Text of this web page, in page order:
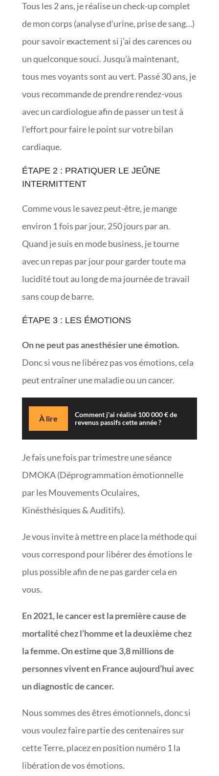
Tous les 2 ans, je réalise un check-up complet
de mon corps (analyse d’urine, prise de sang…)
pour savoir exactement si j’ai des carences ou
un quelconque souci. Jusqu’à maintenant,
tous mes voyants sont au vert. Passé 30 ans, je
vous recommande de prendre rendez-vous
avec un cardiologue afin de passer un test à
l’effort pour faire le point sur votre bilan
cardiaque.
ÉTAPE 2 : PRATIQUER LE JEÛNE
INTERMITTENT
Comme vous le savez peut-être, je mange
environ 1 fois par jour, 250 jours par an.
Quand je suis en mode business, je tourne
avec un repas par jour pour garder toute ma
lucidité tout au long de ma journée de travail
sans coup de barre.
ÉTAPE 3 : LES ÉMOTIONS
On ne peut pas anesthésier une émotion.
Donc si vous ne libérez pas vos émotions, cela
peut entraîner une maladie ou un cancer.
À lire
Comment j'ai réalisé 100 000 € de
revenus passifs cette année ?
Je fais une fois par trimestre une séance
DMOKA (Déprogrammation émotionnelle
par les Mouvements Oculaires,
Kinésthésiques & Auditifs).
Je vous invite à mettre en place la méthode qui
vous correspond pour libérer des émotions le
plus possible afin de ne pas garder cela en
vous.
En 2021, le cancer est la première cause de
mortalité chez l’homme et la deuxième chez
la femme. On estime que 3,8 millions de
personnes vivent en France aujourd’hui avec
un diagnostic de cancer.
Nous sommes des êtres émotionnels, donc si
vous voulez faire partie des centenaires sur
cette Terre, placez en position numéro 1 la
libération de vos émotions.